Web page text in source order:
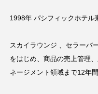
1998年 パシフィックホテル
スカイラウンジ 、セラーバ
をはじめ、商品の売上管理
ネージメント領域まで12年間